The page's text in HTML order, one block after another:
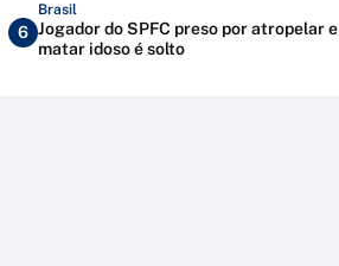
6
Brasil
Jogador do SPFC preso por atropelar e
matar idoso é solto